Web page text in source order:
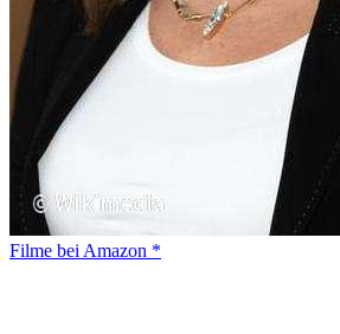
Filme bei Amazon *